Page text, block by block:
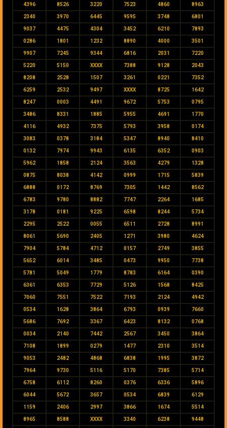
4396 8526 3220 7523 4860 8963
2340 3970 6445 9595 3748 6801
9037 4475 4304 3452 6210 7893
0286 1801 1232 8890 4000 3501
9907 7245 9344 6816 2031 7220
5220 5150 XXXX 7388 9128 2043
8208 2528 1507 3261 0221 7352
6259 2532 9497 XXXX 8725 1642
8247 0003 4491 9672 5753 0795
3486 8331 1885 5955 4691 1770
4116 4932 7375 5793 3958 0174
3083 0378 3184 5347 8940 8410
0132 7974 9943 6135 6352 0903
5962 1858 2124 3563 4279 1328
0875 8038 4142 0999 1715 5839
6888 0172 8769 7305 1442 8562
6783 9780 8882 7747 2264 1685
3178 0181 9225 6598 8244 5734
2295 2522 0055 6511 2728 8991
8061 5690 2405 1271 3980 4624
7904 5784 4712 0157 2749 3855
5652 6014 3485 0473 9950 7738
5781 5049 1779 8783 6164 0390
6361 6353 7729 5126 1568 8425
7060 7551 7522 7193 2124 4942
0534 1628 3864 6793 0939 7660
5686 7692 3367 6423 8132 0768
0034 2140 7442 2567 3450 3864
7108 1899 0279 1477 2310 3514
9053 2482 4868 6838 1995 3872
7964 9730 5116 5170 7385 5714
6758 6112 8260 0376 6336 5896
6044 5672 3657 0534 6839 6129
1159 2406 2997 3866 1674 5514
8965 8588 XXXX 3340 6238 9448